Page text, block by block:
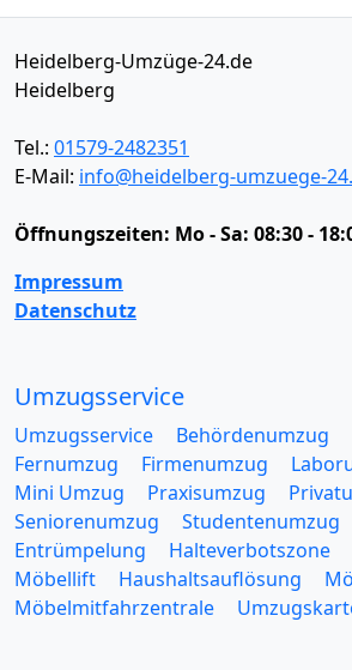
Heidelberg-Umzüge-24.de
Heidelberg
Tel.: 01579-2482351
E-Mail: info@heidelberg-umzuege-
Öffnungszeiten: Mo - Sa: 08:30 -
Impressum
Datenschutz
Umzugsservice
Umzugsservice Behördenumzug
Fernumzug
Firmenumzug
Mini Umzug
Praxisumzug
Seniorenumzug
Studentenumzug
Entrümpelung
Halteverbotszone
Möbellift
Haushaltsauflösung
Möbelmitfahrzentrale